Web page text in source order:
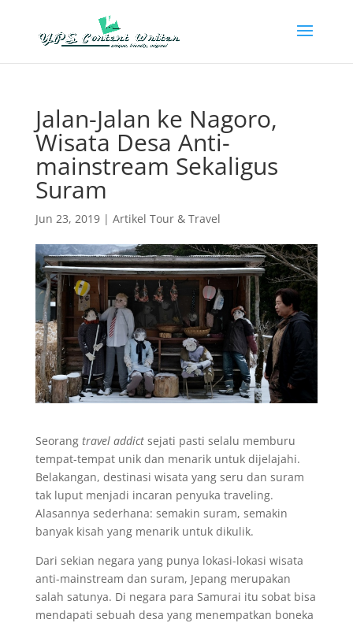
Jalan-Jalan ke Nagoro,
Wisata Desa Anti-
mainstream Sekaligus
Suram
Jun 23, 2019| Artikel Tour & Travel
Seorang travel addictsejati pasti selalu memburu
tempat-tempat unik dan menarik untuk dijelajahi.
Belakangan, destinasi wisata yang seru dan suram
tak luput menjadi incaran penyuka traveling.
Alasannya sederhana: semakin suram, semakin
banyak kisah yang menarik untuk dikulik.
Dari sekian negara yang punya lokasi-lokasi wisata
anti-mainstream dan suram, Jepang merupakan
salah satunya. Di negara para Samurai itu sobat bisa
mendapati sebuah desa yang menempatkan boneka